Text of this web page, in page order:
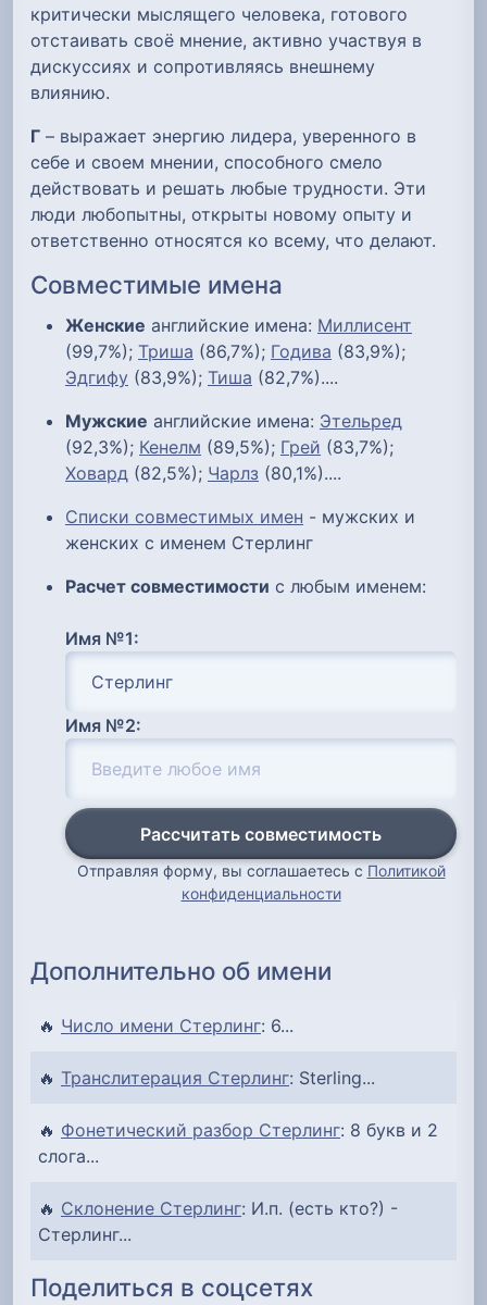
критически мыслящего человека, готового
отстаивать своё мнение, активно участвуя в
дискуссиях и сопротивляясь внешнему
влиянию.
Г – выражает энергию лидера, уверенного в
себе и своем мнении, способного смело
действовать и решать любые трудности. Эти
люди любопытны, открыты новому опыту и
ответственно относятся ко всему, что делают.
Совместимые имена
Женские английские имена: Миллисент
(99,7%); Триша (86,7%); Годива (83,9%);
Эдгифу (83,9%); Тиша (82,7%)....
Мужские английские имена: Этельред
(92,3%); Кенелм (89,5%); Грей (83,7%);
Ховард (82,5%); Чарлз (80,1%)....
Списки совместимых имен - мужских и
женских с именем Стерлинг
Расчет совместимости с любым именем:
Имя №1:
Имя №2:
Рассчитать совместимость
Отправляя форму, вы соглашаетесь с Политикой
конфиденциальности
Дополнительно об имени
🔥 Число имени Стерлинг: 6...
🔥 Транслитерация Стерлинг: Sterling...
🔥 Фонетический разбор Стерлинг: 8 букв и 2
слога...
🔥 Склонение Стерлинг: И.п. (есть кто?) -
Стерлинг...
Поделиться в соцсетях